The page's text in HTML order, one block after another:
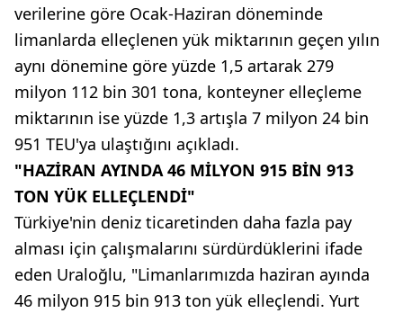
verilerine göre Ocak-Haziran döneminde
limanlarda elleçlenen yük miktarının geçen yılın
aynı dönemine göre yüzde 1,5 artarak 279
milyon 112 bin 301 tona, konteyner elleçleme
miktarının ise yüzde 1,3 artışla 7 milyon 24 bin
951 TEU'ya ulaştığını açıkladı.
"HAZİRAN AYINDA 46 MİLYON 915 BİN 913
TON YÜK ELLEÇLENDİ"
Türkiye'nin deniz ticaretinden daha fazla pay
alması için çalışmalarını sürdürdüklerini ifade
eden Uraloğlu, "Limanlarımızda haziran ayında
46 milyon 915 bin 913 ton yük elleçlendi. Yurt